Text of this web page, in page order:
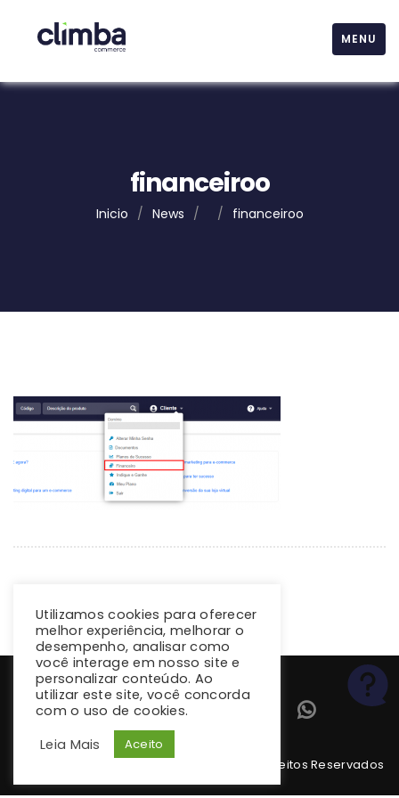
MENU
financeiroo
Inicio / News / / financeiroo
Copyright 2026 climba.com.br. Todos os Direitos Reservados
Utilizamos cookies para oferecer
melhor experiência, melhorar o
desempenho, analisar como
você interage em nosso site e
personalizar conteúdo. Ao
utilizar este site, você concorda
com o uso de cookies.
Leia Mais
Aceito